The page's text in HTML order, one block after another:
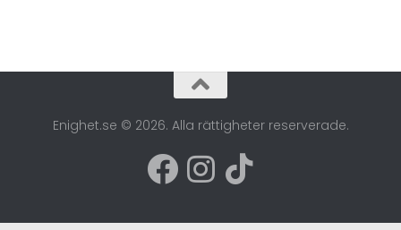
Enighet.se © 2026. Alla rättigheter reserverade.